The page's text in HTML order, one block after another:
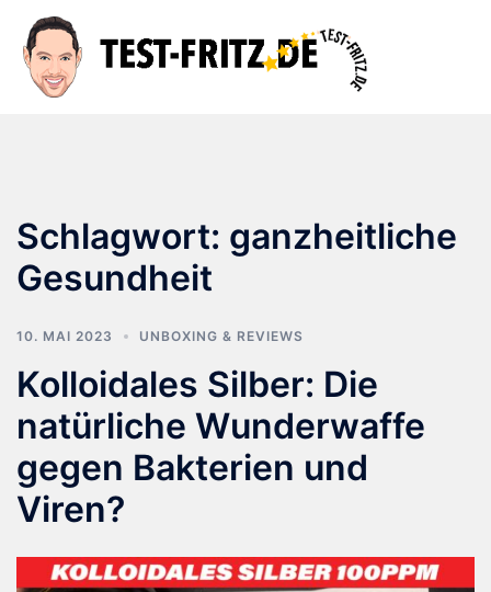
Inhalt
springen
Schlagwort: ganzheitliche
Gesundheit
10. MAI 2023 UNBOXING & REVIEWS
Kolloidales Silber: Die
natürliche Wunderwaffe
gegen Bakterien und
Viren?